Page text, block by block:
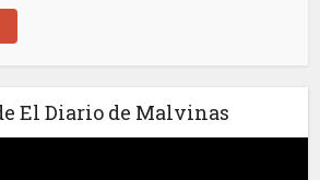
El Diario de Malvinas